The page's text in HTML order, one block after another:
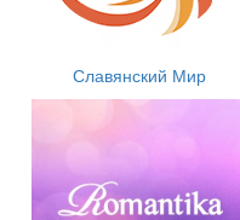
Славянский Мир